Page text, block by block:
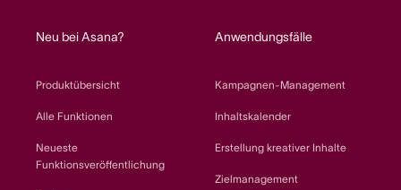
Neu bei Asana?
Produktübersicht
Alle Funktionen
Neueste
Funktionsveröffentlichung
Anwendungsfälle
Kampagnen-Management
Inhaltskalender
Erstellung kreativer Inhalte
Zielmanagement